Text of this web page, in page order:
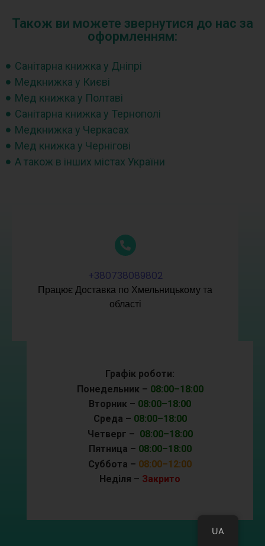
Також ви можете звернутися до нас за
оформленням:
Санітарна книжка у Дніпрі
Медкнижка у Києві
Мед книжка у Полтаві
Санітарна книжка у Тернополі
Медкнижка у Черкасах
Мед книжка у Чернігові
А також в інших містах України
+380738089802
Працює Доставка по Хмельницькому та
області
Графік роботи:
Понедельник – 08:00–18:00
Вторник – 08:00–18:00
Среда – 08:00–18:00
Четверг – 08:00–18:00
Пятница – 08:00–18:00
Суббота – 08:00–12:00
Неділя – Закрито
UA